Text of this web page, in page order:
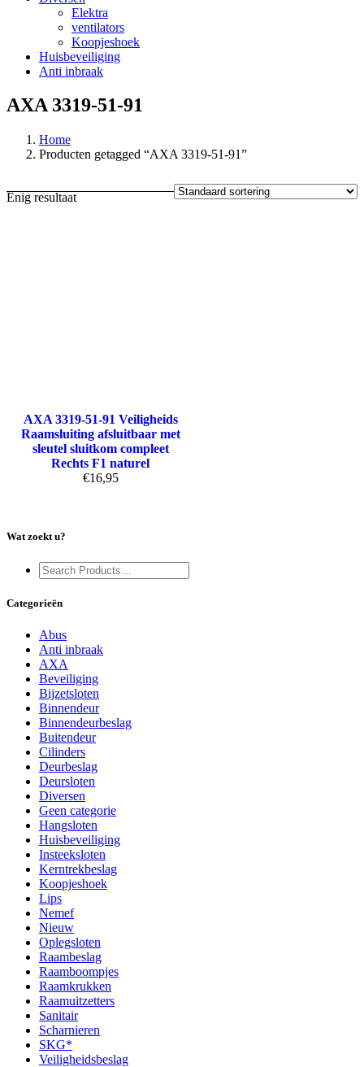
Elektra
ventilators
Koopjeshoek
Huisbeveiliging
Anti inbraak
AXA 3319-51-91
Home
Producten getagged “AXA 3319-51-91”
Enig resultaat
AXA 3319-51-91 Veiligheids
Raamsluiting afsluitbaar met
sleutel sluitkom compleet
Rechts F1 naturel
€16,95
Wat zoekt u?
Categorieën
Abus
Anti inbraak
AXA
Beveiliging
Bijzetsloten
Binnendeur
Binnendeurbeslag
Buitendeur
Cilinders
Deurbeslag
Deursloten
Diversen
Geen categorie
Hangsloten
Huisbeveiliging
Insteeksloten
Kerntrekbeslag
Koopjeshoek
Lips
Nemef
Nieuw
Oplegsloten
Raambeslag
Raamboompjes
Raamkrukken
Raamuitzetters
Sanitair
Scharnieren
SKG*
Veiligheidsbeslag